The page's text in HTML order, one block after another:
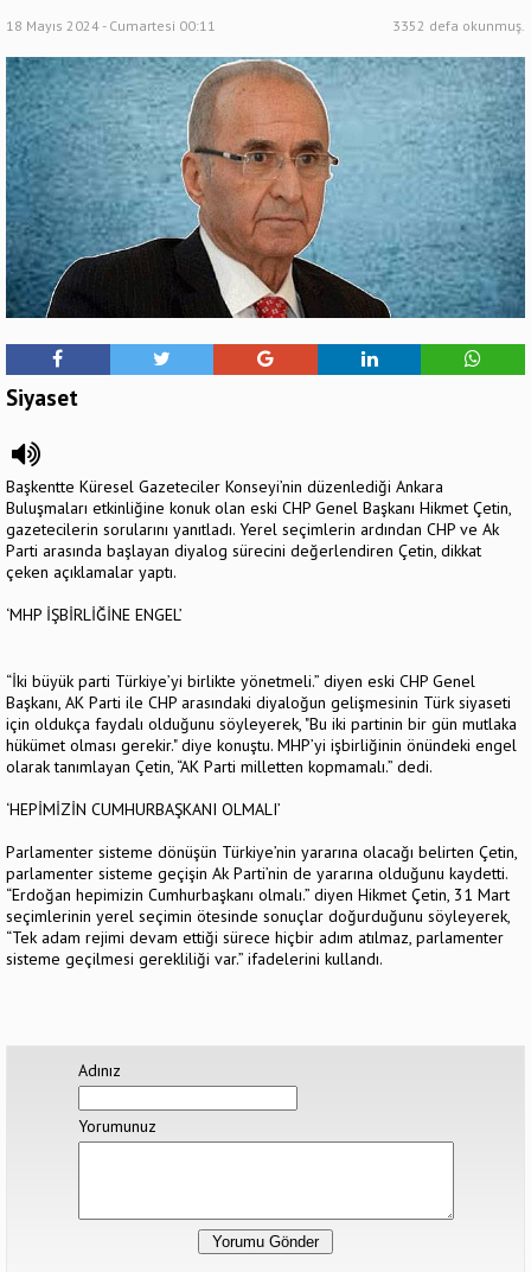
18 Mayıs 2024 - Cumartesi 00:11 3352 defa okunmuş.
Siyaset
Başkentte Küresel Gazeteciler Konseyi’nin düzenlediği Ankara
Buluşmaları etkinliğine konuk olan eski CHP Genel Başkanı Hikmet Çetin,
gazetecilerin sorularını yanıtladı. Yerel seçimlerin ardından CHP ve Ak
Parti arasında başlayan diyalog sürecini değerlendiren Çetin, dikkat
çeken açıklamalar yaptı.
‘MHP İŞBİRLİĞİNE ENGEL’
“İki büyük parti Türkiye’yi birlikte yönetmeli.” diyen eski CHP Genel
Başkanı, AK Parti ile CHP arasındaki diyaloğun gelişmesinin Türk siyaseti
için oldukça faydalı olduğunu söyleyerek, "Bu iki partinin bir gün mutlaka
hükümet olması gerekir." diye konuştu. MHP’yi işbirliğinin önündeki engel
olarak tanımlayan Çetin, “AK Parti milletten kopmamalı.” dedi.
‘HEPİMİZİN CUMHURBAŞKANI OLMALI’
Parlamenter sisteme dönüşün Türkiye’nin yararına olacağı belirten Çetin,
parlamenter sisteme geçişin Ak Parti’nin de yararına olduğunu kaydetti.
“Erdoğan hepimizin Cumhurbaşkanı olmalı.” diyen Hikmet Çetin, 31 Mart
seçimlerinin yerel seçimin ötesinde sonuçlar doğurduğunu söyleyerek,
“Tek adam rejimi devam ettiği sürece hiçbir adım atılmaz, parlamenter
sisteme geçilmesi gerekliliği var.” ifadelerini kullandı.
Adınız
Yorumunuz